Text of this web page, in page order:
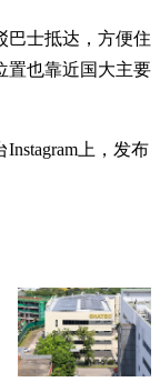
巴士抵达，方便住
置也靠近国大主要
上，发布